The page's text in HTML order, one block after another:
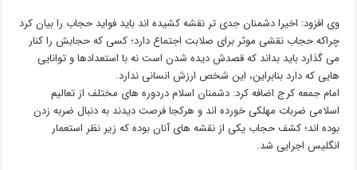
وی افزود: اخیرا دشمنان جدی تر نقشه کشیده اند باید فواید حجاب را بیان کرد
چراکه حجاب نقشی موثر برای صلابت اجتماع دارد؛ کسی که حجابش را کنار
می گذارد باید بداند که قصدش دیده شدن است نه با استعدادها و توانایی
هایی که دارد بنابراین، این شخص ارزش انسانی ندارد.
امام جمعه کرج اضافه کرد: دشمنان اسلام دردوره های مختلف از تعالیم
اسلامی ضربات مهلکی خورده اند و هرکجا فرصت دیدند به دنبال ضربه زدن
بوده اند؛ کشف حجاب یکی از نقشه های آنان بوده که زیر نظر استعمار
انگلیس اجرایی شد.